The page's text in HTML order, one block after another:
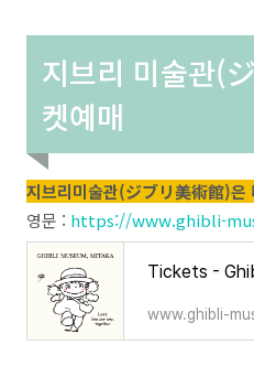
지브리 미술관(
켓예매
지브리미술관(ジブリ美術館)은
영문 : https://www.ghibli-
Tickets -
www.ghibli-